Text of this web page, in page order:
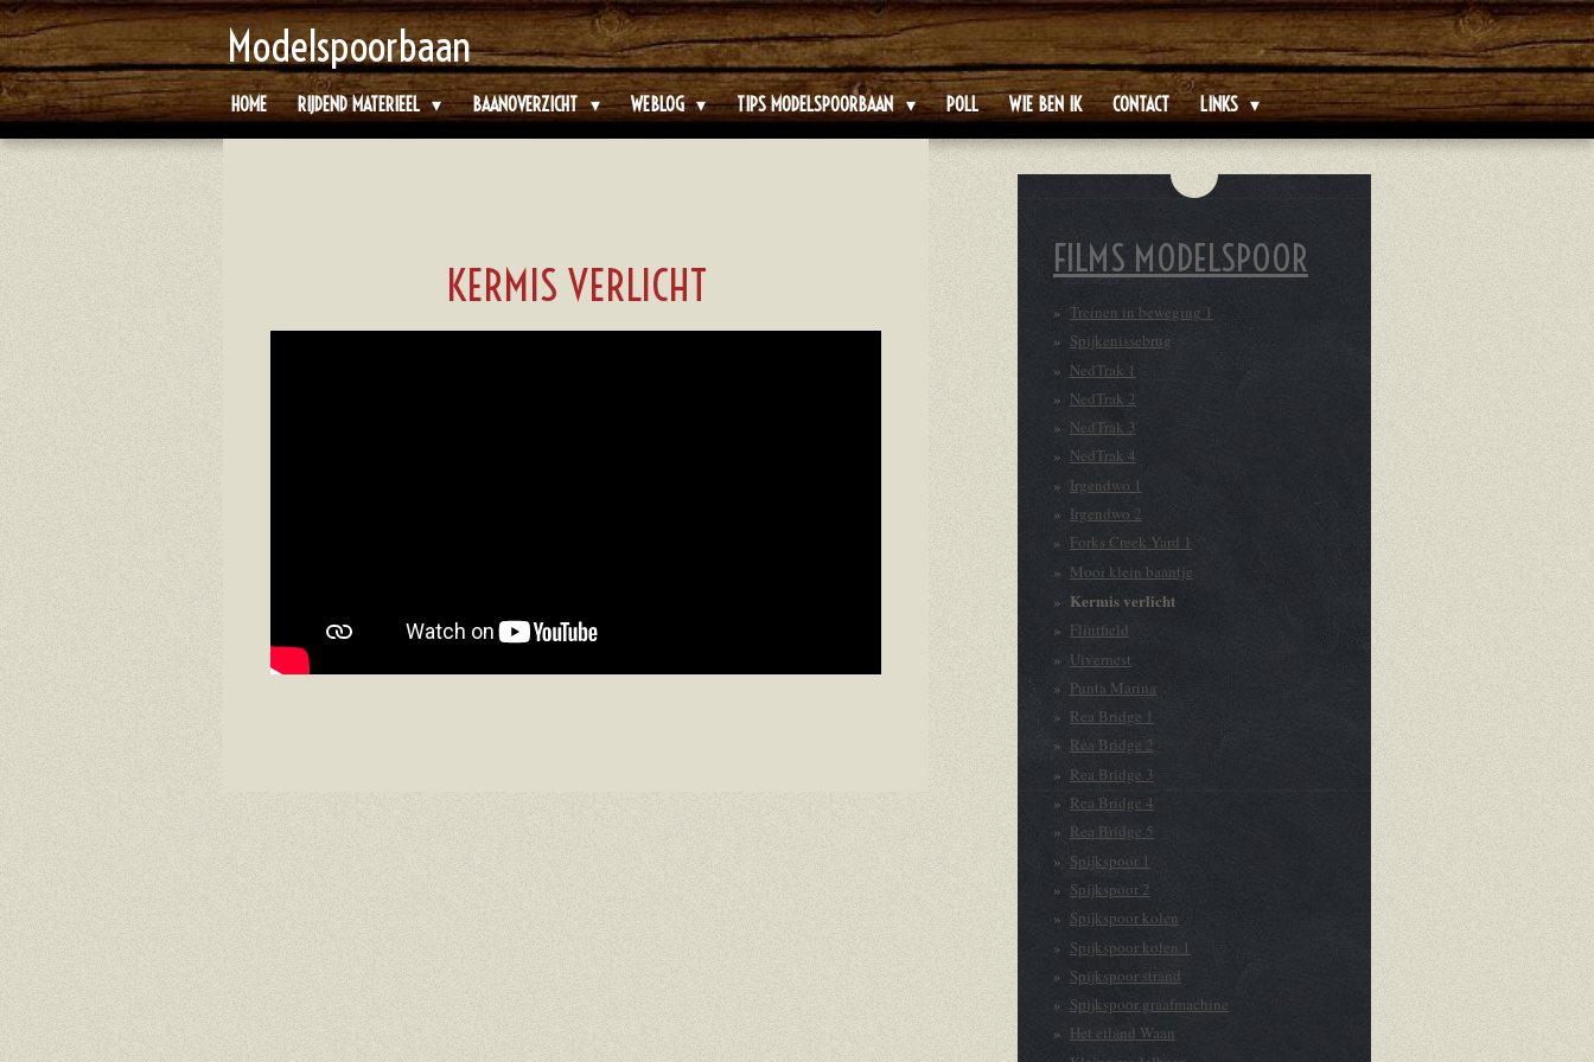
Ga
direct
naar
de
Modelspoorbaan
HOME RIJDEND MATERIEEL BAANOVERZICHT WEBLOG TIPS MODELSPOORBAAN POLL WIE BEN IK CONTACT LINKS
KERMIS VERLICHT FILMS MODELSPOOR
Treinen in beweging 1
Spijkenissebrug
NedTrak 1
NedTrak 2
NedTrak 3
NedTrak 4
Irgendwo 1
Irgendwo 2
Forks Creek Yard 1
Mooi klein baantje
Kermis verlicht
Flintfield
Uivernest
Punta Marina
Rea Bridge 1
Rea Bridge 2
Rea Bridge 3
Rea Bridge 4
Rea Bridge 5
Spijkspoor 1
Spijkspoor 2
Spijkspoor kolen
Spijkspoor kolen 1
Spijkspoor strand
Spijkspoor graafmachine
Het eiland Waan